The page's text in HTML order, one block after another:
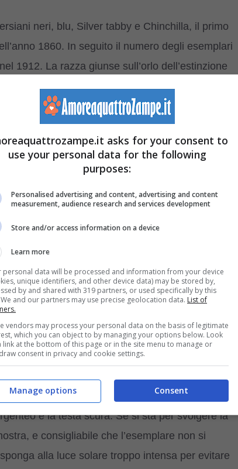
neri, blu, Silver tabby e Chinchilla, il primo
1860. In seguito il numero degli esemplari
1912. La razza giunse sull’orlo dell’estinzione
anni Sessanta del secolo scorso si registrò un
i pochi esemplari, è senz’altro assicurato. Il
tipico della maggior parte dei Persiani.
e rotonda, con il naso corto e mascherina nera.
in tutti i Persiani.Mantello: La pelliccia è sericea
nere senza alcuna sfumatura.
‘: Solo quando il gattino ha qualche
di vita è possibile dire se crescendo diventerà
esemplare perfetto come quello quì raffigurato.
ad allora è difficile distinguere tra Persiani neri
più pregevoli del Persiano smoke nero sono il
e la testa scura. Se si sta per svolgere la
e consigliabile che l’esemplare non si
alla luce solare troppo intensa per evitare
asks for your consent to
use your personal data for the following
purposes:
Personalised advertising and content, advertising and content
measurement, audience research and services development
Store and/or access information on a device
Learn more
personal data will be processed and information from your device
unique identifiers, and other device data) may be stored by,
by and shared with 319 partners, or used specifically by this
and our partners may use precise geolocation data. List of
vendors may process your personal data on the basis of legitimate
which you can object to by managing your options below. Look
link at the bottom of this page or in the site menu to manage or
consent in privacy and cookie settings.
Consent
Manage options